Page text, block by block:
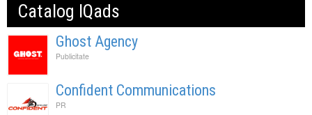
Catalog IQads
Ghost Agency
Publicitate
Confident Communications
PR